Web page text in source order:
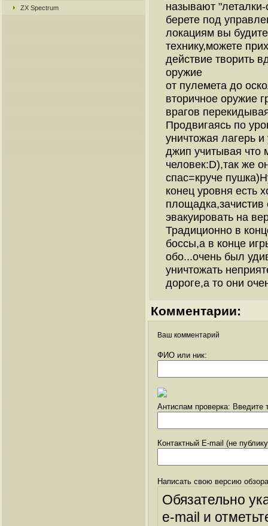
ZX Spectrum
называют
берете под
локациям вы
технику,можете
действие творить
оружие
от пулемета до
вторичное оружие
врагов
Продвигаясь по
уничтожая лагерь
джип учитывая что
человек:D),так же
спас=круче
конец уровня есть
эвакуировать на
Традиционно в
боссы,а в конце
обо...очень был
уничтожать
дороге,а то они
Комментарии:
Ваш комментарий
ФИО или ник:
Антиспам проверка: Введите
Контактный E-mail (не
Написать свою версию
Обязательно
e-mail и